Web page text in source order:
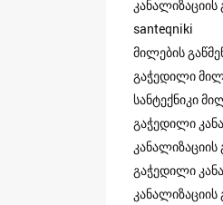
კანალიზაციის
santeqniki
მილების
გაჭედილი
სანტექნიკი
გაჭედილი
კანალიზაციის
გაჭედილი
კანალიზაციის